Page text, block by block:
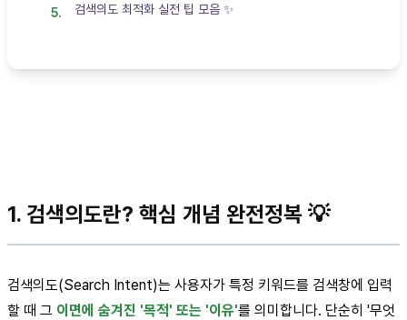
검색의도 최적화 실전 팁 모음 ✨
1. 검색의도란? 핵심 개념 완전정복 💡
검색의도(Search Intent)는 사용자가 특정 키워드를 검색창에 입력
할 때 그 이면에 숨겨진 '목적' 또는 '이유'를 의미합니다. 단순히 '무엇